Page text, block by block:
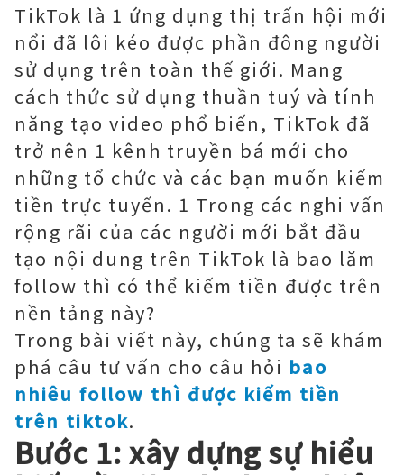
TikTok là 1 ứng dụng thị trấn hội mới
nổi đã lôi kéo được phần đông người
sử dụng trên toàn thế giới. Mang
cách thức sử dụng thuần tuý và tính
năng tạo video phổ biến, TikTok đã
trở nên 1 kênh truyền bá mới cho
những tổ chức và các bạn muốn kiếm
tiền trực tuyến. 1 Trong các nghi vấn
rộng rãi của các người mới bắt đầu
tạo nội dung trên TikTok là bao lăm
follow thì có thể kiếm tiền được trên
nền tảng này?
Trong bài viết này, chúng ta sẽ khám
phá câu tư vấn cho câu hỏi bao
nhiêu follow thì được kiếm tiền
trên tiktok.
Bước 1: xây dựng sự hiểu